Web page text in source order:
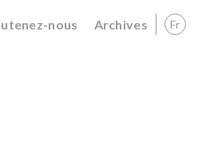
nous Archives Fr